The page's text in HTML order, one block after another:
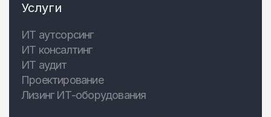
Услуги
ИТ аутсорсинг
ИТ консалтинг
ИТ аудит
Проектирование
Лизинг ИТ-оборудования